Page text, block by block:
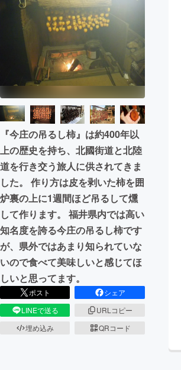
テクノロジー・ガジェット
映像・映画
ビジネス・起業
まちづくり・地域活性化
CAMPFIRE for Social Good
CAMPFIREふるさと納税machi-ya
『今庄の吊るし柿』は約400年以
上の歴史を持ち、北國街道と北陸
道を行き交う旅人に供されてきま
した。 作り方は皮を剥いた柿を囲
炉裏の上に1週間ほど吊るして燻
して作ります。 福井県内では高い
知名度を誇る今庄の吊るし柿です
が、県外ではあまり知られていな
いので食べて美味しいと感じてほ
しいと思ってます。
ポスト
シェア
LINEで送る
URLコピー
埋め込み
QRコード